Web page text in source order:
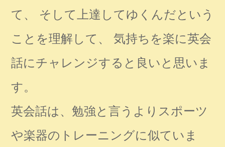
て、 そして上達してゆくんだという
ことを理解して、 気持ちを楽に英会
話にチャレンジすると良いと思いま
す。
英会話は、勉強と言うよりスポーツ
や楽器のトレーニングに似ていま